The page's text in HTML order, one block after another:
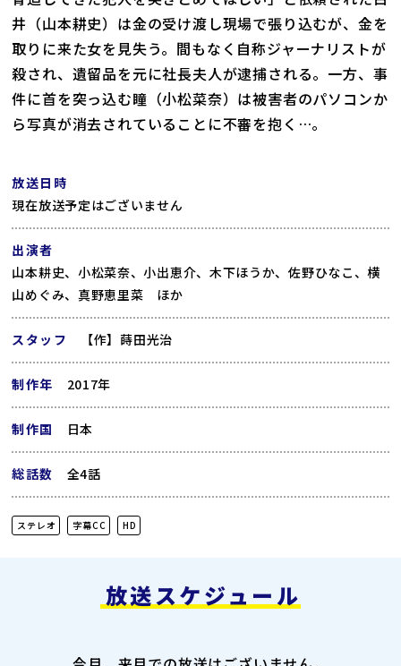
放送日時
現在放送予定はございません
出演者
山本耕史、小松菜奈、小出恵介、木下ほうか、佐野ひなこ、横
山めぐみ、真野恵里菜 ほか
スタッフ 【作】蒔田光治
制作年 2017年
制作国 日本
総話数 全4話
ステレオ 字幕CC HD
井（山本耕史）は金の受け渡し現場で張り込むが、金を
取りに来た女を見失う。間もなく自称ジャーナリストが
殺され、遺留品を元に社長夫人が逮捕される。一方、事
件に首を突っ込む瞳（小松菜奈）は被害者のパソコンか
ら写真が消去されていることに不審を抱く…。
放送スケジュール